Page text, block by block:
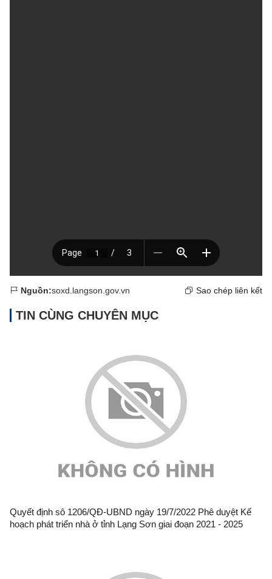
Nguồn:soxd.langson.gov.vn Sao chép liên kết
TIN CÙNG CHUYÊN MỤC
Quyết định sô 1206/QĐ-UBND ngày 19/7/2022 Phê duyệt Kế
hoạch phát triển nhà ở tỉnh Lạng Sơn giai đoạn 2021 - 2025